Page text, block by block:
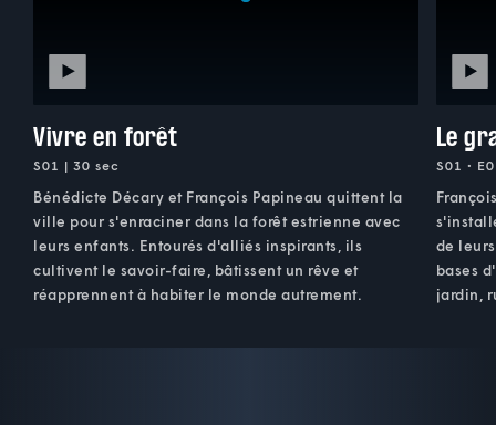
Vivre en forêt
S01 | 30 sec
Bénédicte Décary et François Papineau quittent la
ville pour s'enraciner dans la forêt estrienne avec
leurs enfants. Entourés d'alliés inspirants, ils
cultivent le savoir-faire, bâtissent un rêve et
réapprennent à habiter le monde autrement.
Le
S01 •
de
bases
jardin,